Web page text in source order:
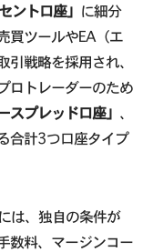
ント口座」 に細分
買ツールやEA（エ
戦略を採用され、
ロトレーダーのため
スプレッド口座」 、
合計3つ口座タイプ
は、独自の条件が
数料、マージンコー